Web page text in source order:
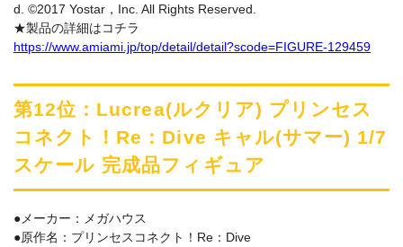
d. ©2017 Yostar，Inc. All Rights Reserved.
★製品の詳細はコチラ
https://www.amiami.jp/top/detail/detail?scode=FIGURE-129459
第12位：Lucrea(ルクリア) プリンセス
コネクト！Re：Dive キャル(サマー) 1/7
スケール 完成品フィギュア
●メーカー：メガハウス
●原作名：プリンセスコネクト！Re：Dive